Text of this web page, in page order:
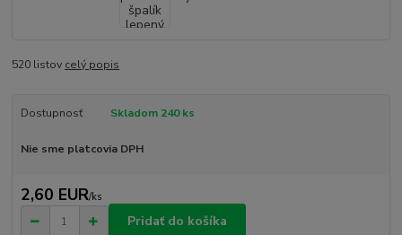
520 listov celý popis
Dostupnosť Skladom 240 ks
Nie sme platcovia DPH
2,60 EUR/ks
Pridať do košíka